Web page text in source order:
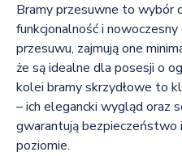
Bramy przesuwne to wybór
funkcjonalność i
przesuwu, zajmują one
że są idealne dla posesji o
kolei bramy skrzydłowe to
– ich elegancki wygląd oraz
gwarantują
poziomie.